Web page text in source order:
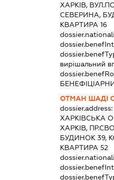
ХАРКІВ,
СЕВЕРИНА,
КВАРТИРА 16
вирішальний
ОТМАН ШАДІ
dossier.address:
ХАРКІВСЬКА
ХАРКІВ,
БУДИНОК 39,
КВАРТИРА 52